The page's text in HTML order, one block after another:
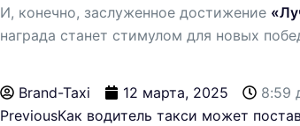
И, конечно, заслуженное достижение
награда станет стимулом для новых
Brand-Taxi 12 марта, 2025 8:59
PreviousКак водитель такси может